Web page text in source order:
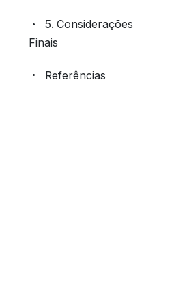
5. Considerações
Finais
Referências
Astronomia esteja
currículo, sua
encontra barreiras
lacunas na formação
professores, escassez
atualizados e ausência
metodológicas claras.
mediado de conteúdos
funcionar como recurso
relevante, desde que
pedagógicas
metodologias ativas,
invertida, aprendizagem
projetos e resolução de
se que a integração